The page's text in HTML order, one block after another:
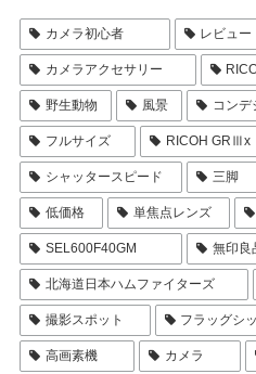
カメラ初心者 レビュー
カメラアクセサリー
野生動物 風景 コンデ
フルサイズ RICOH GRⅢx
シャッタースピード 三脚
低価格 単焦点レンズ
SEL600F40GM 無印良
北海道日本ハムファイターズ
撮影スポット フラッグシ
高画素機 カメラ